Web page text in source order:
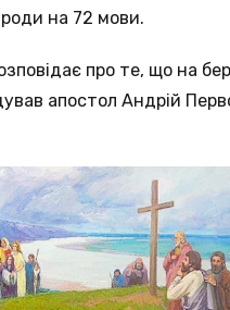
на 72 мови.
про те, що на
апостол Андрій